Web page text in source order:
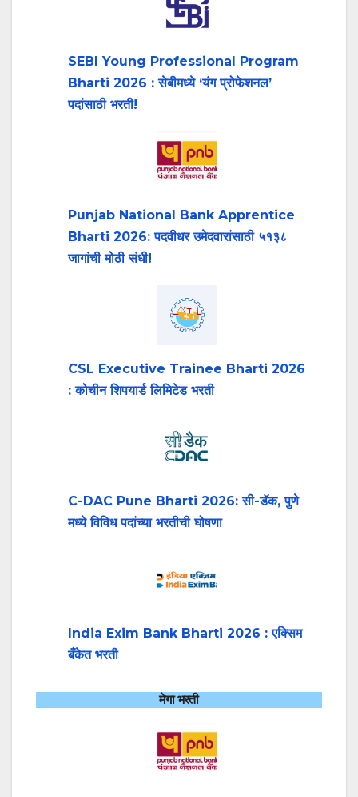
SEBI Young Professional Program
Bharti 2026 : सेबीमध्ये ‘यंग प्रोफेशनल’
पदांसाठी भरती!
Punjab National Bank Apprentice
Bharti 2026: पदवीधर उमेदवारांसाठी ५१३८
जागांची मोठी संधी!
CSL Executive Trainee Bharti 2026
: कोचीन शिपयार्ड लिमिटेड भरती
C-DAC Pune Bharti 2026: सी-डॅक, पुणे
मध्ये विविध पदांच्या भरतीची घोषणा
India Exim Bank Bharti 2026 : एक्सिम
बँकेत भरती
मेगा भरती